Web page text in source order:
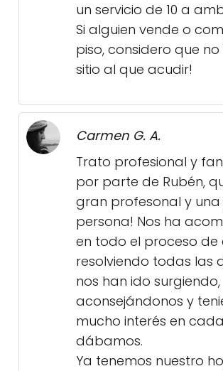
un servicio de 10 a
Si alguien vende o
piso, considero que
sitio al que acudir!
Carmen G. A.
Trato profesional y
por parte de Rubén,
gran profesonal y
persona! Nos ha
en todo el proceso de
resolviendo todas las
nos han ido surgiendo,
aconsejándonos y
mucho interés en
dábamos.
Ya tenemos nuestro